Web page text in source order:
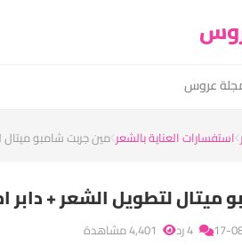
عروس
استفسارات العناية بالشعر مين جربت شامبو ميتال
ميتال لتطويل الشعر + دابر